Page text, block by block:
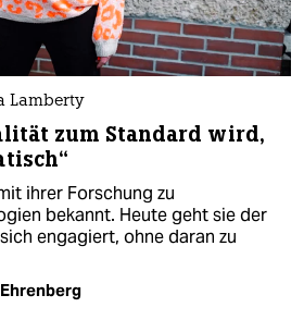
Lamberty
zum Standard wird,
ihrer Forschung zu
bekannt. Heute geht sie der
engagiert, ohne daran zu